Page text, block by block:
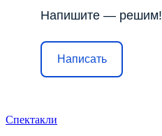
Напишите — решим!
Написать
Спектакли